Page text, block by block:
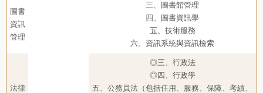
圖書
資訊
管理
三、圖書館管理
四、圖書資訊學
五、技術服務
六、資訊系統與資訊檢索
法律
◎三、行政法
◎四、行政學
五、公務員法（包括任用、服務、保障、考績、